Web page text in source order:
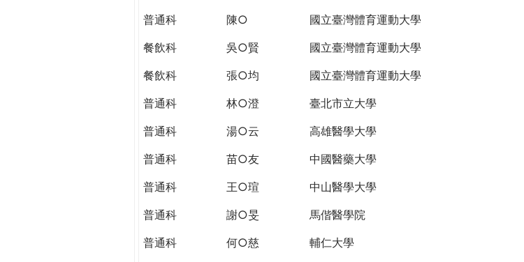
普通科
陳○ 國立臺灣體育運動大學
餐飲科
吳○賢 國立臺灣體育運動大學
餐飲科
張○均 國立臺灣體育運動大學
普通科
林○澄 臺北市立大學
普通科
湯○云 高雄醫學大學
普通科
苗○友 中國醫藥大學
普通科
王○瑄 中山醫學大學
普通科
謝○旻 馬偕醫學院
普通科
何○慈 輔仁大學